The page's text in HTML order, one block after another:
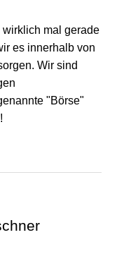
mal gerade
es innerhalb von
Wir sind
"Börse"